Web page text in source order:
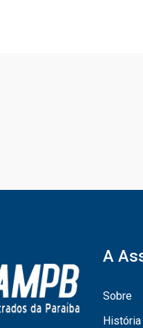
A
Sobre
História